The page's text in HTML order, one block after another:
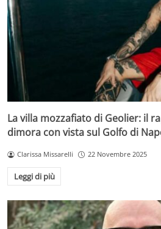
La villa mozzafiato di Geolier: il
dimora con vista sul Golfo di
Clarissa Missarelli 22 Novembre 2025
Leggi di più